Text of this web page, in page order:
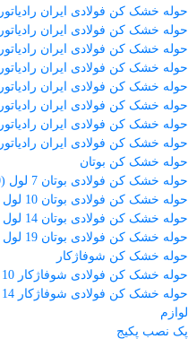
حوله خشک کن فولادی ایران رادیاتور 7 لول (50×60) سفید
حوله خشک کن فولادی ایران رادیاتور 12 لول (50×60) سفید
حوله خشک کن فولادی ایران رادیاتور 7 لول (50×80) سفید
حوله خشک کن فولادی ایران رادیاتور 15 لول (50×80) سفید
حوله خشک کن فولادی ایران رادیاتور 18 لول (50×100) سفید
حوله خشک کن فولادی ایران رادیاتور 23 لول (50×120) سفید
حوله خشک کن فولادی ایران رادیاتور 29 لول (50×150) سفید
حوله خشک کن فولادی ایران رادیاتور 34 لول (50×180) سفید
حوله خشک کن بوتان
حوله خشک کن فولادی بوتان 7 لول (50×60) سفید
حوله خشک کن فولادی بوتان 10 لول (50×60) سفید
حوله خشک کن فولادی بوتان 14 لول (50×60) سفید
حوله خشک کن فولادی بوتان 19 لول (50×80) سفید
حوله خشک کن شوفاژکار
حوله خشک کن فولادی شوفاژکار 10 لول (50 × 60) سفید
حوله خشک کن فولادی شوفاژکار 14 لول (50×80) سفید
لوازم
پک نصب پکیج